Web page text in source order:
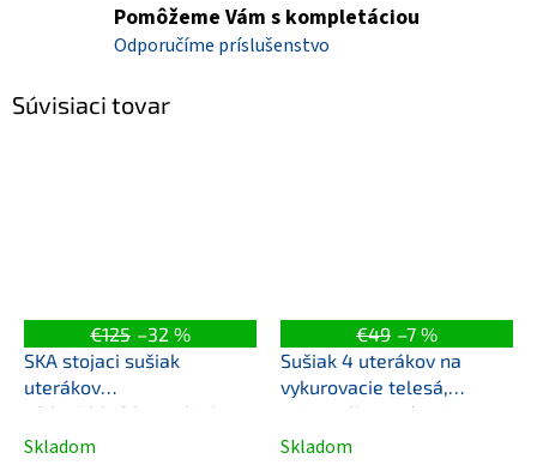
Pomôžeme Vám s kompletáciou
Odporučíme príslušenstvo
Súvisiaci tovar
€125 –32 %
SKA stojaci sušiak
uterákov
420x1700x20mm, biela
mat
Skladom
€49 –7 %
Sušiak 4 uterákov na
vykurovacie telesá,
univerzálne upínanie,
dĺžka 50cm, biela
Skladom